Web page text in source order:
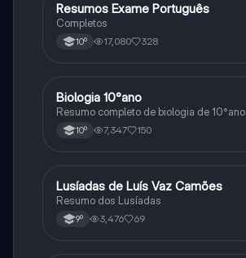
Português
Resumos Exame Português
Completos
10º 17,080 328
Biologia
Biologia 10°ano
Resumo completo de biologia de 10°ano
10º 7,347 150
Português
Lusíadas de Luís Vaz Camões
Resumo dos Lusíadas
9º 3,476 69